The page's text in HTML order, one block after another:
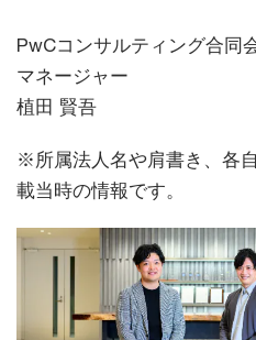
PwCコンサルティング合同
マネージャー
植田 賢吾
※所属法人名や肩書き、各
載当時の情報です。